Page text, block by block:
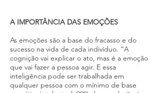
A IMPORTÂNCIA DAS EMOÇÕES
As emoções são a base do fracasso e do
sucesso na vida de cada indivíduo. “A
cognição vai explicar o ato, mas é a emoção
que vai fazer a pessoa agir. E essa
inteligência pode ser trabalhada em
qualquer pessoa com o mínimo de base